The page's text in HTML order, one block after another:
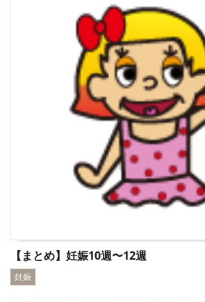
【まとめ】妊娠10週〜12週
妊娠